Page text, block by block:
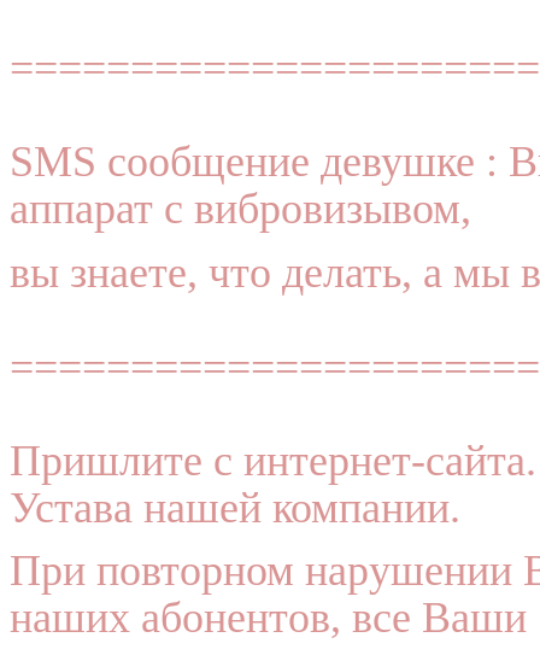
SMS сообщение девушке :
аппарат с вибровизывом,
вы знаете, что делать, а мы
Пришлите с интернет-
Устава нашей компании.
При повторном нарушении
наших абонентов, все Ваши